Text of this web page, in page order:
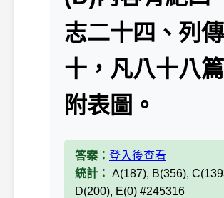
志二十四、列
十，凡八十八篇
附表圖。
答案： 登入後查看
統計： A(187), B(356),
D(200), E(0) #245316